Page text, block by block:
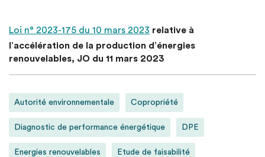
Loi n° 2023-175 du 10 mars 2023 relative à
l’accélération de la production d’énergies
renouvelables, JO du 11 mars 2023
Autorité environnementale Copropriété
Diagnostic de performance énergétique DPE
Energies renouvelables Etude de faisabilité